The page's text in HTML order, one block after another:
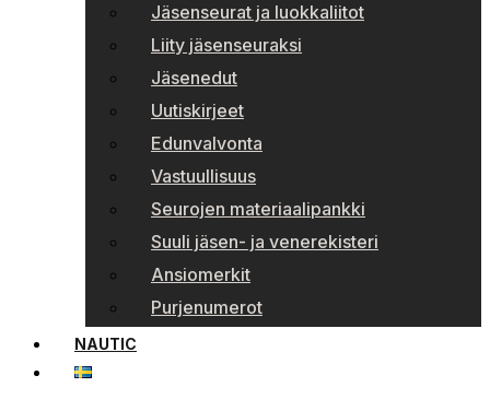
Jäsenseurat ja luokkaliitot
Liity jäsenseuraksi
Jäsenedut
Uutiskirjeet
Edunvalvonta
Vastuullisuus
Seurojen materiaalipankki
Suuli jäsen- ja venerekisteri
Ansiomerkit
Purjenumerot
NAUTIC